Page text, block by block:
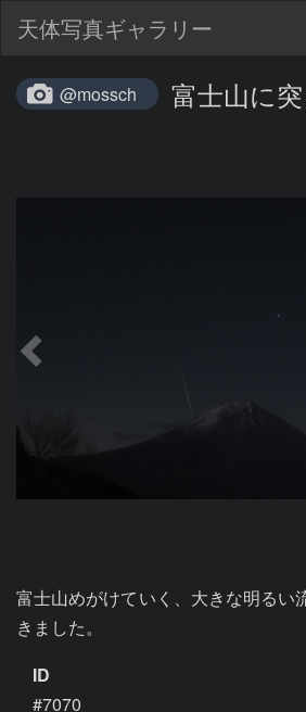
天体写真ギャラリー
@mossch 富士山に
富士山めがけていく、大きな明るい
きました。
ID
#7070